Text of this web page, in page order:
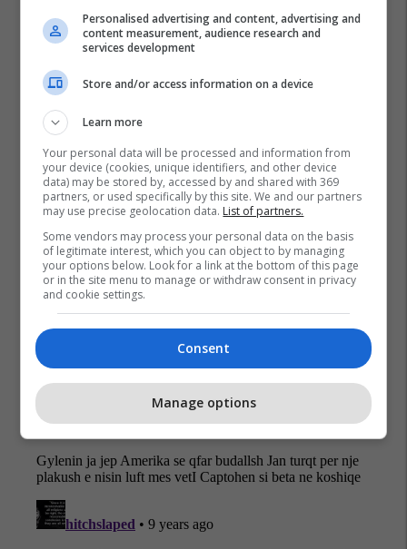
Grusht Shteti Në Turqi
Shba
Recep Tayyip Erdogan
Personalised advertising and content, advertising and
content measurement, audience research and
services development
Store and/or access information on a device
Learn more
Your personal data will be processed and information from
your device (cookies, unique identifiers, and other device
data) may be stored by, accessed by and shared with 369
partners, or used specifically by this site. We and our partners
may use precise geolocation data. List of partners.
Some vendors may process your personal data on the basis
of legitimate interest, which you can object to by managing
your options below. Look for a link at the bottom of this page
or in the site menu to manage or withdraw consent in privacy
and cookie settings.
Consent
Manage options